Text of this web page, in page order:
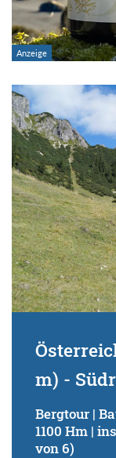
m) -
Bergtour |
1100 Hm |
von 6)